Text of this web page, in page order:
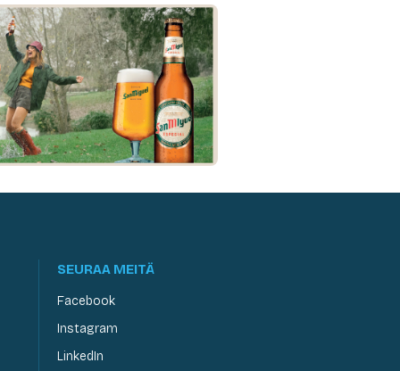
SEURAA MEITÄ
Facebook
Instagram
LinkedIn